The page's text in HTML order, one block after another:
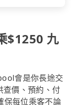
$1250 九
會是你長途交
查價、預約、付
保每位乘客不論